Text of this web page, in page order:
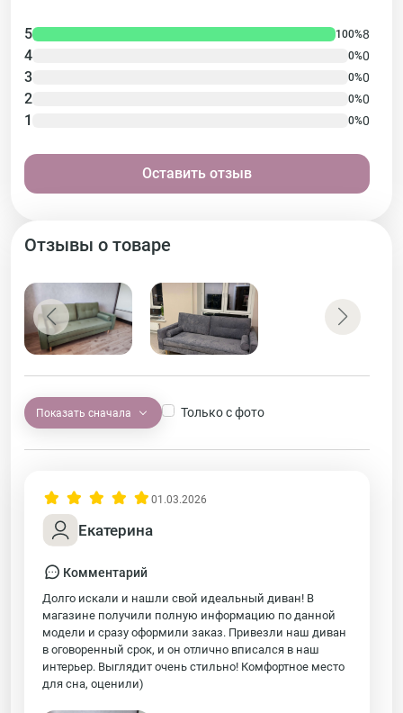
Отзывы о товаре
Показать сначала Только с фото
Екатерина
01.03.2026
Комментарий
Долго искали и нашли свой идеальный диван! В
магазине получили полную информацию по данной
модели и сразу оформили заказ. Привезли наш диван
в оговоренный срок, и он отлично вписался в наш
интерьер. Выглядит очень стильно! Комфортное место
для сна, оценили)
5 100%8
4 0%0
3 0%0
2 0%0
1 0%0
Оставить отзыв